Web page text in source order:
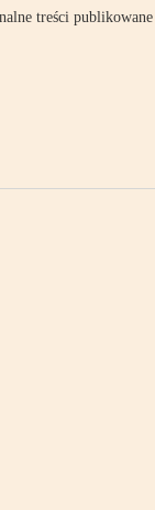
treści publikowane